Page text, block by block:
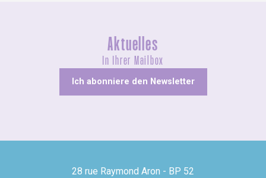
Aktuelles
In Ihrer Mailbox
Ich abonniere den Newsletter
28 rue Raymond Aron - BP 52